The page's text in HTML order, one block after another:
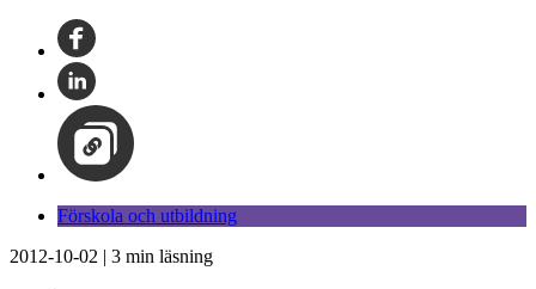
Förskola och utbildning
2012-10-02 | 3 min läsning